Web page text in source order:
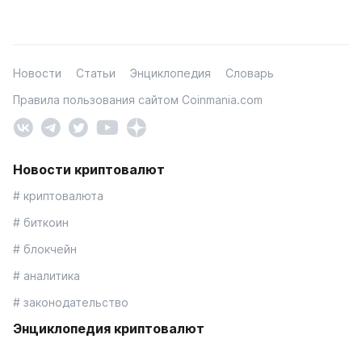
Новости Статьи Энциклопедия
Словарь
Правила пользования сайтом Coinmania.com
Новости криптовалют
# криптовалюта
# биткоин
# блокчейн
# аналитика
# законодательство
Энциклопедия криптовалют